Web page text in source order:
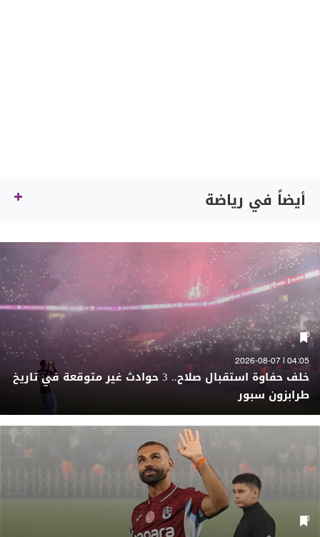
أيضاً في رياضة
04:05 | 2026-08-07
خلف حفاوة استقبال صلاح.. 3 حوادث غير متوقعة في تاريخ
طرابزون سبور